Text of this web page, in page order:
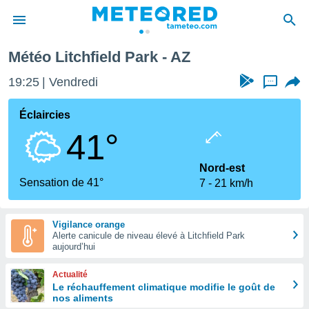
de
Météo Litchfield Park - AZ
19:25 Vendredi ...
Éclaircies
41°
Sensation de 41°
Nord-est
7
21 km/h
Vigilance orange
Alerte canicule de niveau élevé à Litchfield Park
aujourd’hui
Actualité
Le réchauffement climatique modifie le goût de
nos aliments